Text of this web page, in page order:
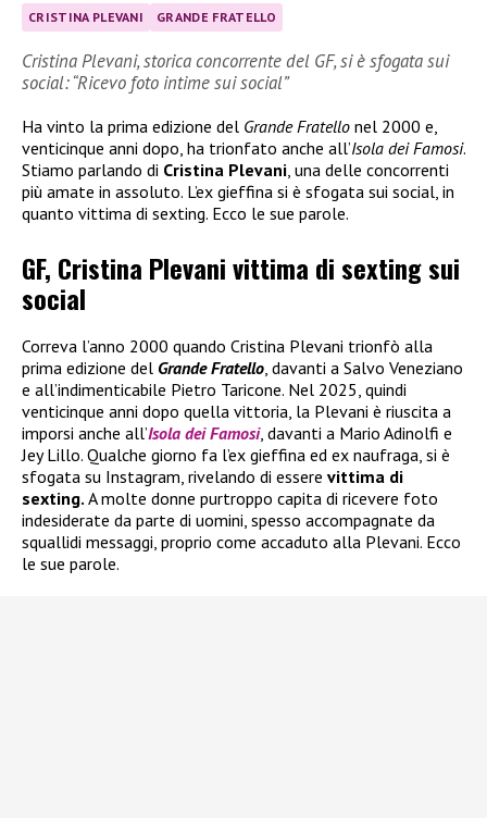
CRISTINA PLEVANI GRANDE FRATELLO
Cristina Plevani, storica concorrente del GF, si è sfogata sui
social: “Ricevo foto intime sui social”
Ha vinto la prima edizione del Grande Fratello nel 2000 e,
venticinque anni dopo, ha trionfato anche all’Isola dei Famosi.
Stiamo parlando di Cristina Plevani , una delle concorrenti
più amate in assoluto. L’ex gieffina si è sfogata sui social, in
quanto vittima di sexting. Ecco le sue parole.
GF, Cristina Plevani vittima di sexting sui
social
Correva l’anno 2000 quando Cristina Plevani trionfò alla
prima edizione del Grande Fratello, davanti a Salvo Veneziano
e all’indimenticabile Pietro Taricone. Nel 2025, quindi
venticinque anni dopo quella vittoria, la Plevani è riuscita a
imporsi anche all’Isola dei Famosi, davanti a Mario Adinolfi e
Jey Lillo. Qualche giorno fa l’ex gieffina ed ex naufraga, si è
sfogata su Instagram, rivelando di essere vittima di
sexting. A molte donne purtroppo capita di ricevere foto
indesiderate da parte di uomini, spesso accompagnate da
squallidi messaggi, proprio come accaduto alla Plevani. Ecco
le sue parole.